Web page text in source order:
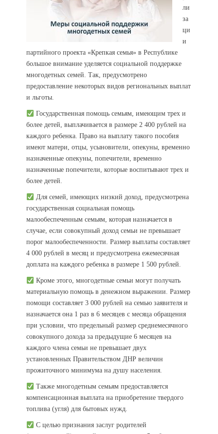
ли
за
ци
и
партийного проекта «Крепкая семья» в Республике
большое внимание уделяется социальной поддержке
многодетных семей. Так, предусмотрено
предоставление некоторых видов региональных выплат
и льготы.
Государственная помощь семьям, имеющим трех и
более детей, выплачивается в размере 2 400 рублей на
каждого ребенка. Право на выплату такого пособия
имеют матери, отцы, усыновители, опекуны, временно
назначенные опекуны, попечители, временно
назначенные попечители, которые воспитывают трех и
более детей.
Для семей, имеющих низкий доход, предусмотрена
государственная социальная помощь
малообеспеченным семьям, которая назначается в
случае, если совокупный доход семьи не превышает
порог малообеспеченности. Размер выплаты составляет
4 000 рублей в месяц и предусмотрена ежемесячная
доплата на каждого ребенка в размере 1 500 рублей.
Кроме этого, многодетные семьи могут получать
материальную помощь в денежном выражении. Размер
помощи составляет 3 000 рублей на семью заявителя и
назначается она 1 раз в 6 месяцев с месяца обращения
при условии, что предельный размер среднемесячного
совокупного дохода за предыдущие 6 месяцев на
каждого члена семьи не превышает двух
установленных Правительством ДНР величин
прожиточного минимума на душу населения.
Также многодетным семьям предоставляется
компенсационная выплата на приобретение твердого
топлива (угля) для бытовых нужд.
С целью признания заслуг родителей